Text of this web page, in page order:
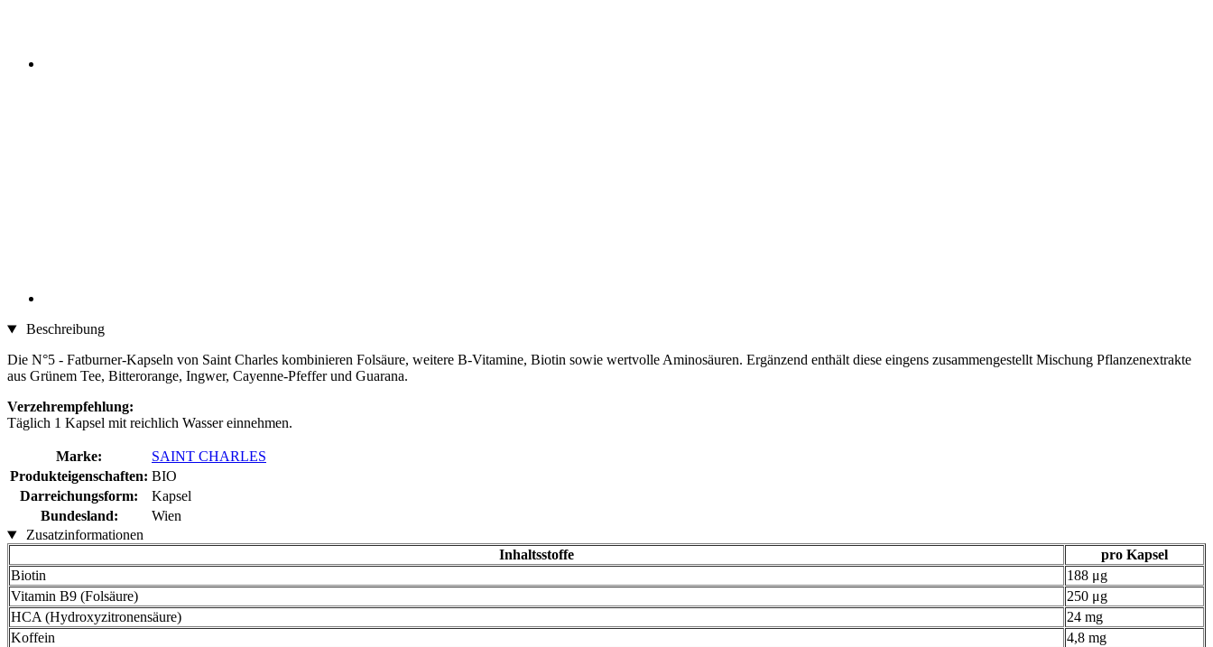
Beschreibung
Die N°5 - Fatburner-Kapseln von Saint Charles kombinieren Folsäure, weitere B-Vitamine, Biotin sowie wertvolle Aminosäuren. Ergänzend enthält diese eingens zusammengestellt Mischung Pflanzenextrakte
aus Grünem Tee, Bitterorange, Ingwer, Cayenne-Pfeffer und Guarana.
Verzehrempfehlung:
Täglich 1 Kapsel mit reichlich Wasser einnehmen.
Marke:
SAINT CHARLES
Produkteigenschaften: BIO
Darreichungsform:
Kapsel
Bundesland:
Wien
Zusatzinformationen
Inhaltsstoffe
pro Kapsel
Biotin
188 μg
Vitamin B9 (Folsäure)
250 μg
HCA (Hydroxyzitronensäure)
24 mg
Koffein
4,8 mg